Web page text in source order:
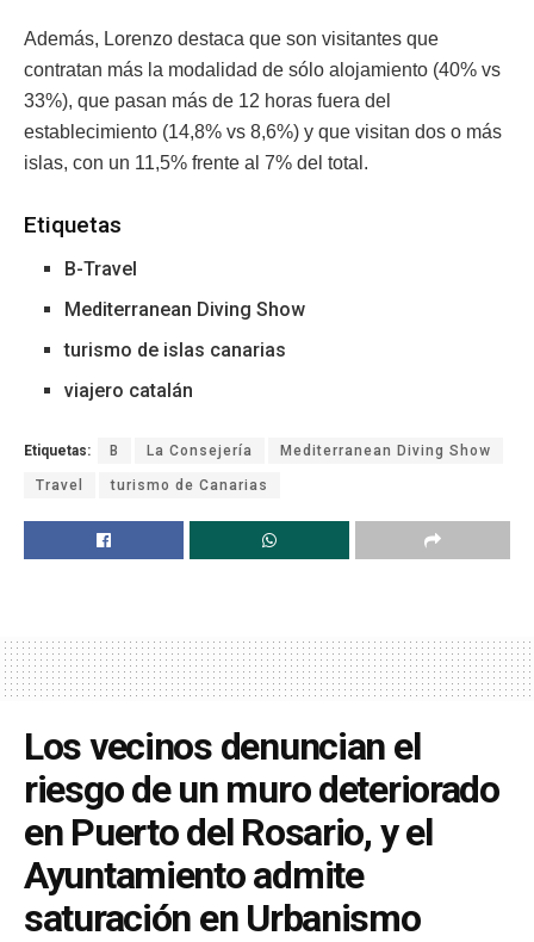
Además, Lorenzo destaca que son visitantes que
contratan más la modalidad de sólo alojamiento (40% vs
33%), que pasan más de 12 horas fuera del
establecimiento (14,8% vs 8,6%) y que visitan dos o más
islas, con un 11,5% frente al 7% del total.
Etiquetas
B-Travel
Mediterranean Diving Show
turismo de islas canarias
viajero catalán
Etiquetas: B La Consejería Mediterranean Diving Show
Travel turismo de Canarias
Los vecinos denuncian el
riesgo de un muro deteriorado
en Puerto del Rosario, y el
Ayuntamiento admite
saturación en Urbanismo